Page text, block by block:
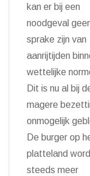
kan er bij een
noodgeval
sprake zijn van
aanrijtijden
wettelijke
Dit is nu al bij
magere
onmogelijk
De burger op
platteland
steeds meer